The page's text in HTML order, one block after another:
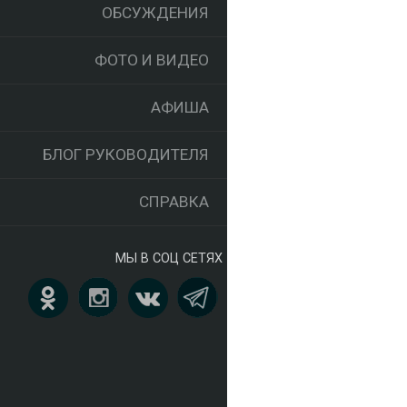
ОБСУЖДЕНИЯ
ФОТО И ВИДЕО
АФИША
БЛОГ РУКОВОДИТЕЛЯ
СПРАВКА
МЫ В СОЦ СЕТЯХ